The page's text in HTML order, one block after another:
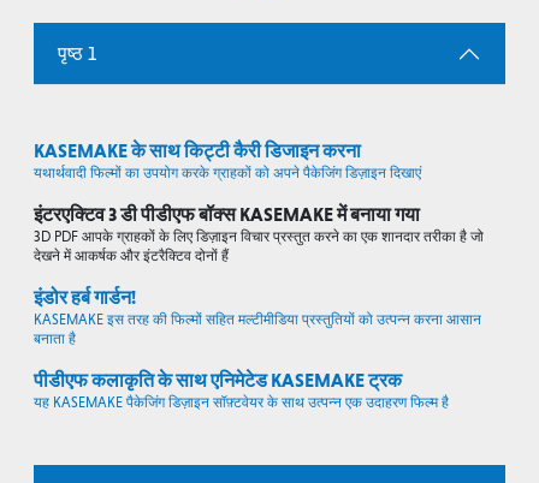
पृष्ठ 1
KASEMAKE के साथ किट्टी कैरी डिजाइन करना
यथार्थवादी फिल्मों का उपयोग करके ग्राहकों को अपने पैकेजिंग डिज़ाइन दिखाएं
इंटरएक्टिव 3 डी पीडीएफ बॉक्स KASEMAKE में बनाया गया
3D PDF आपके ग्राहकों के लिए डिज़ाइन विचार प्रस्तुत करने का एक शानदार तरीका है जो
देखने में आकर्षक और इंटरैक्टिव दोनों हैं
इंडोर हर्ब गार्डन!
KASEMAKE इस तरह की फिल्मों सहित मल्टीमीडिया प्रस्तुतियों को उत्पन्न करना आसान
बनाता है
पीडीएफ कलाकृति के साथ एनिमेटेड KASEMAKE ट्रक
यह KASEMAKE पैकेजिंग डिज़ाइन सॉफ़्टवेयर के साथ उत्पन्न एक उदाहरण फिल्म है